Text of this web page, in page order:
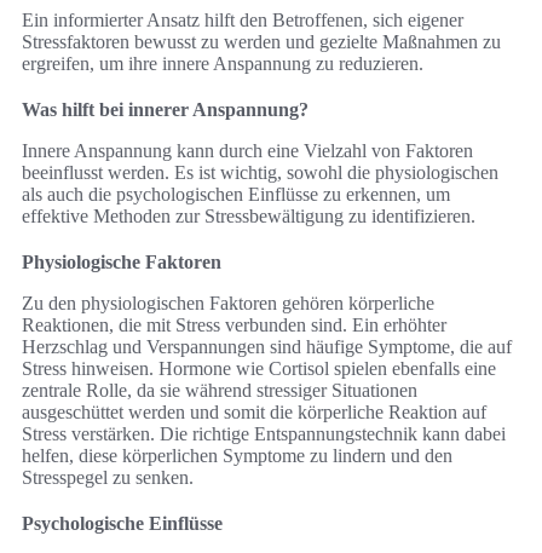
Ein informierter Ansatz hilft den Betroffenen, sich eigener
Stressfaktoren bewusst zu werden und gezielte Maßnahmen zu
ergreifen, um ihre innere Anspannung zu reduzieren.
Was hilft bei innerer Anspannung?
Innere Anspannung kann durch eine Vielzahl von Faktoren
beeinflusst werden. Es ist wichtig, sowohl die physiologischen
als auch die psychologischen Einflüsse zu erkennen, um
effektive Methoden zur Stressbewältigung zu identifizieren.
Physiologische Faktoren
Zu den physiologischen Faktoren gehören körperliche
Reaktionen, die mit Stress verbunden sind. Ein erhöhter
Herzschlag und Verspannungen sind häufige Symptome, die auf
Stress hinweisen. Hormone wie Cortisol spielen ebenfalls eine
zentrale Rolle, da sie während stressiger Situationen
ausgeschüttet werden und somit die körperliche Reaktion auf
Stress verstärken. Die richtige Entspannungstechnik kann dabei
helfen, diese körperlichen Symptome zu lindern und den
Stresspegel zu senken.
Psychologische Einflüsse